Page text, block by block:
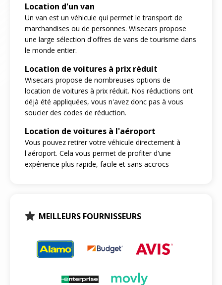
Location d'un van
Un van est un véhicule qui permet le transport de
marchandises ou de personnes. Wisecars propose
une large sélection d'offres de vans de tourisme dans
le monde entier.
Location de voitures à prix réduit
Wisecars propose de nombreuses options de
location de voitures à prix réduit. Nos réductions ont
déjà été appliquées, vous n'avez donc pas à vous
soucier des codes de réduction.
Location de voitures à l'aéroport
Vous pouvez retirer votre véhicule directement à
l'aéroport. Cela vous permet de profiter d'une
expérience plus rapide, facile et sans accrocs
MEILLEURS FOURNISSEURS